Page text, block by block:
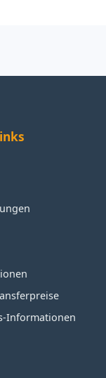
Informationen